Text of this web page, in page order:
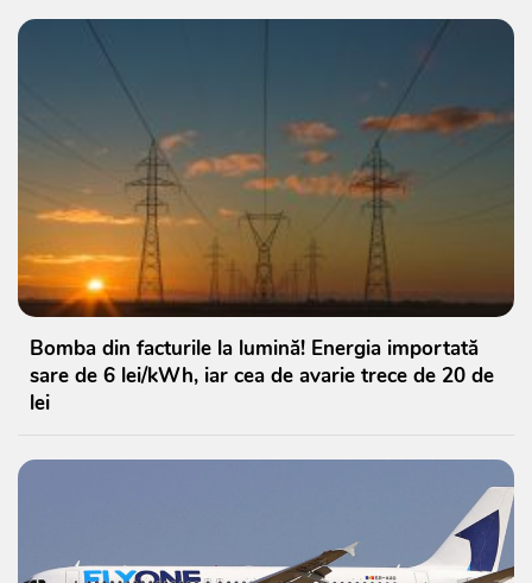
Bomba din facturile la lumină! Energia importată
sare de 6 lei/kWh, iar cea de avarie trece de 20 de
lei